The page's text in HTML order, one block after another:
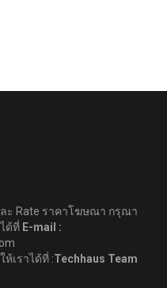
ะ Rate ราคาโฆษณา กรุณา
ด้ที่ E-mail :
ห้เราได้ที่ :Techhaus Team